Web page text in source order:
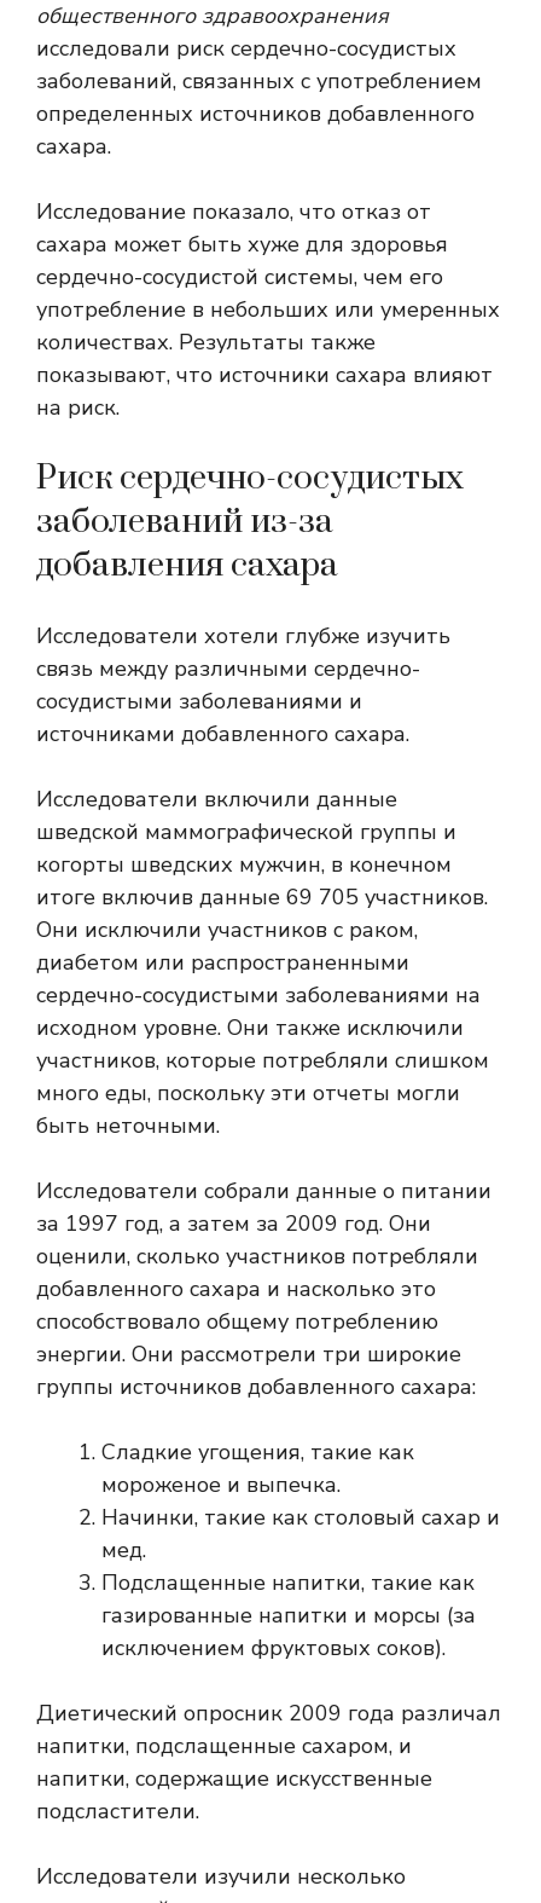
общественного здравоохранения
исследовали риск сердечно-сосудистых
заболеваний, связанных с употреблением
определенных источников добавленного
сахара.
Исследование показало, что отказ от
сахара может быть хуже для здоровья
сердечно-сосудистой системы, чем его
употребление в небольших или умеренных
количествах. Результаты также
показывают, что источники сахара влияют
на риск.
Риск сердечно-сосудистых
заболеваний из-за
добавления сахара
Исследователи хотели глубже изучить
связь между различными сердечно-
сосудистыми заболеваниями и
источниками добавленного сахара.
Исследователи включили данные
шведской маммографической группы и
когорты шведских мужчин, в конечном
итоге включив данные 69 705 участников.
Они исключили участников с раком,
диабетом или распространенными
сердечно-сосудистыми заболеваниями на
исходном уровне. Они также исключили
участников, которые потребляли слишком
много еды, поскольку эти отчеты могли
быть неточными.
Исследователи собрали данные о питании
за 1997 год, а затем за 2009 год. Они
оценили, сколько участников потребляли
добавленного сахара и насколько это
способствовало общему потреблению
энергии. Они рассмотрели три широкие
группы источников добавленного сахара:
Сладкие угощения, такие как
мороженое и выпечка.
Начинки, такие как столовый сахар и
мед.
Подслащенные напитки, такие как
газированные напитки и морсы (за
исключением фруктовых соков).
Диетический опросник 2009 года различал
напитки, подслащенные сахаром, и
напитки, содержащие искусственные
подсластители.
Исследователи изучили несколько